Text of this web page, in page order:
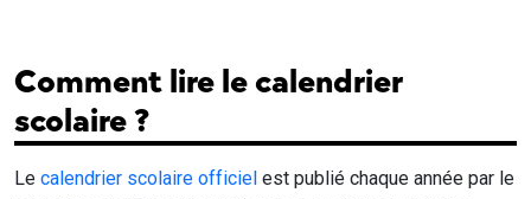
Comment lire le calendrier
scolaire ?
Le calendrier scolaire officiel est publié chaque année par le